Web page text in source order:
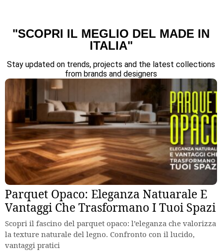
"SCOPRI IL MEGLIO DEL MADE IN
ITALIA"
Stay updated on trends, projects and the latest collections
from brands and designers
Parquet Opaco: Eleganza Natuarale E
Vantaggi Che Trasformano I Tuoi Spazi
Scopri il fascino del parquet opaco: l’eleganza che valorizza
la texture naturale del legno. Confronto con il lucido,
vantaggi pratici